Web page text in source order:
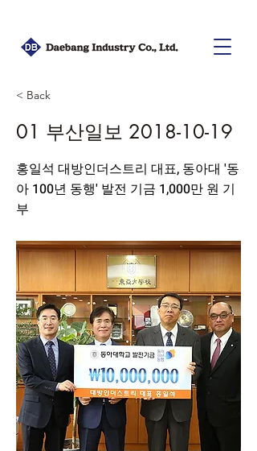
< Back
01 부산일보 2018-10-19
홍일석 대방인더스트리 대표, 동아대 '동
아 100년 동행' 발전 기금 1,000만 원 기
부